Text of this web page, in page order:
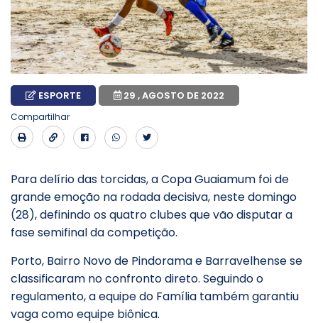
ESPORTE 29 , AGOSTO DE 2022
Compartilhar
Para delírio das torcidas, a Copa Guaiamum foi de
grande emoção na rodada decisiva, neste domingo
(28), definindo os quatro clubes que vão disputar a
fase semifinal da competição.
Porto, Bairro Novo de Pindorama e Barravelhense se
classificaram no confronto direto. Seguindo o
regulamento, a equipe do Família também garantiu
vaga como equipe biônica.